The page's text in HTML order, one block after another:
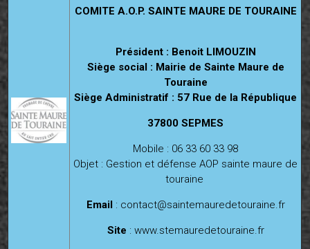
COMITE A.O.P. SAINTE MAURE DE TOURAINE
Président : Benoit LIMOUZIN
Siège social : Mairie de Sainte Maure de
Touraine
Siège Administratif : 57 Rue de la République
37800 SEPMES
Mobile : 06 33 60 33 98
Objet : Gestion et défense AOP sainte maure de
touraine
Email: contact@saintemauredetouraine.fr
Site : www.stemauredetouraine.fr